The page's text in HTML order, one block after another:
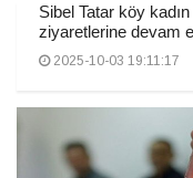
Sibel Tatar köy kadın
ziyaretlerine devam
2025-10-03 19:11:17